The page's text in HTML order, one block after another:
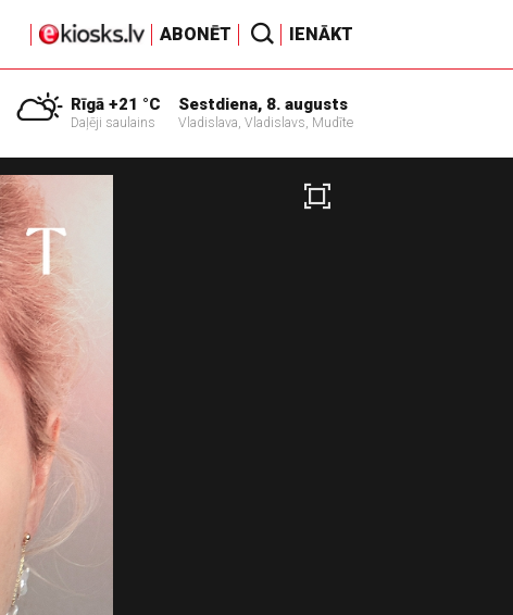
ABONĒT IENĀKT
Rīgā +21 °C
Daļēji saulains
Sestdiena, 8. augusts
Vladislava, Vladislavs, Mudīte